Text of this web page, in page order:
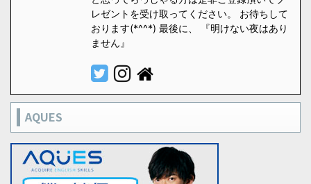
レゼントを受け取ってください。 お待ちして
おります(*^^*) 最後に、 『明けない夜はあり
ません』
AQUES